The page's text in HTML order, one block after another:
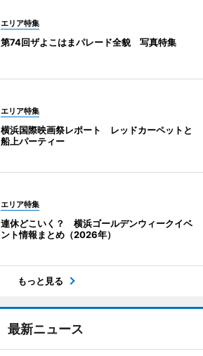
エリア特集
第74回ザよこはまパレード全貌 写真特集
エリア特集
横浜国際映画祭レポート レッドカーペットと
船上パーティー
エリア特集
連休どこいく？ 横浜ゴールデンウィークイベ
ント情報まとめ（2026年）
もっと見る
最新ニュース